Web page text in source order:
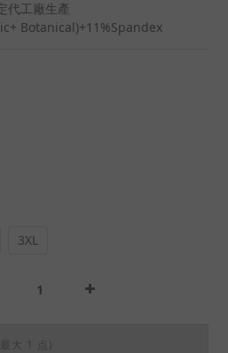
代工廠生產
Botanical)+11%Spandex
3XL
大 1 点)